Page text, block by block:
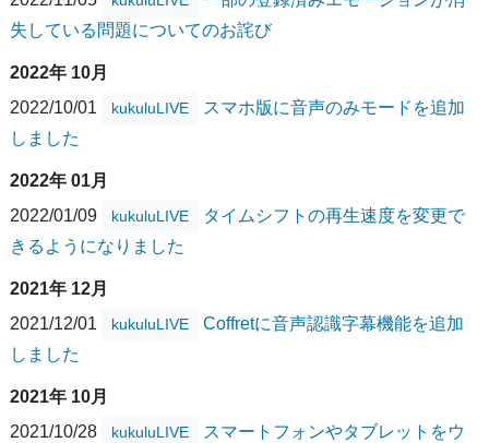
失している問題についてのお詫び
2022年 10月
2022/10/01
kukuluLIVE
スマホ版に音声のみモードを追加
しました
2022年 01月
2022/01/09
kukuluLIVE
タイムシフトの再生速度を変更で
きるようになりました
2021年 12月
2021/12/01
kukuluLIVE
Coffretに音声認識字幕機能を追加
しました
2021年 10月
2021/10/28
kukuluLIVE
スマートフォンやタブレットをウ